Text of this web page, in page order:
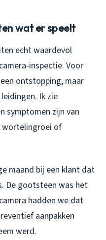
wat er speelt
echt waardevol
inspectie. Voor
ontstopping, maar
Ik zie
symptomen zijn van
wortelingroei of
maand bij een klant dat
De gootsteen was het
hadden we dat
aanpakken
werd.